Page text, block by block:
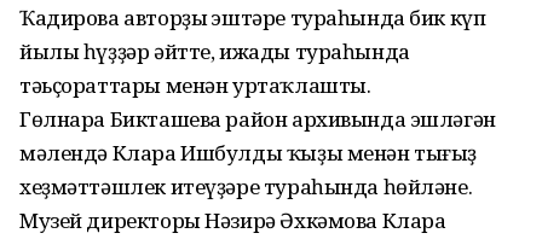
Ҡадирова авторҙың эштәре тураһында бик күп
йылы һүҙҙәр әйтте, ижады тураһында
тәьҫораттары менән уртаҡлашты.
Гөлнара Бикташева район архивында эшләгән
мәлендә Клара Ишбулды ҡыҙы менән тығыҙ
хеҙмәттәшлек итеүҙәре тураһында һөйләне.
Музей директоры Нәзирә Әхкәмова Клара